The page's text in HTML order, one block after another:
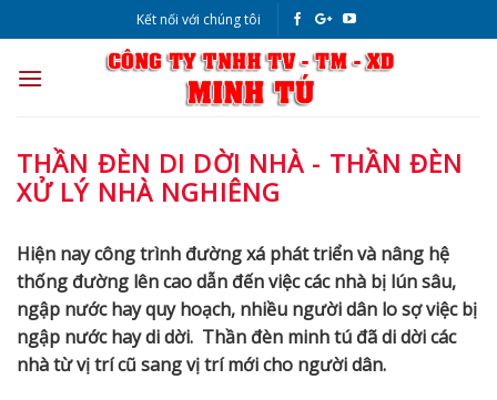
to
content
Kết nối với chúng tôi
THẦN ĐÈN DI DỜI NHÀ - THẦN ĐÈN
XỬ LÝ NHÀ NGHIÊNG
Hiện nay công trình đường xá phát triển và nâng hệ
thống đường lên cao dẫn đến việc các nhà bị lún sâu,
ngập nước hay quy hoạch, nhiều người dân lo sợ việc bị
ngập nước hay di dời. Thần đèn minh tú đã di dời các
nhà từ vị trí cũ sang vị trí mới cho người dân.